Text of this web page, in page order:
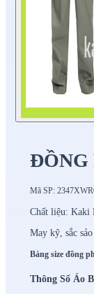
ĐỒNG
Mã SP:
Chất liệu: Kaki
May kỹ, sắc
Bảng size đồng
Thông Số Áo